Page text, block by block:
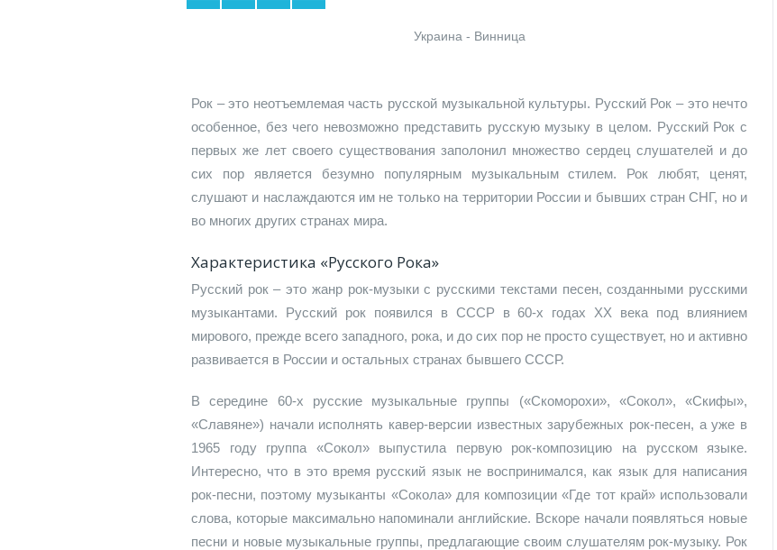
Украина - Винница
Рок – это неотъемлемая часть русской музыкальной культуры. Русский Рок – это нечто
особенное, без чего невозможно представить русскую музыку в целом. Русский Рок с
первых же лет своего существования заполонил множество сердец слушателей и до
сих пор является безумно популярным музыкальным стилем. Рок любят, ценят,
слушают и наслаждаются им не только на территории России и бывших стран СНГ, но и
во многих других странах мира.
Характеристика «Русского Рока»
Русский рок – это жанр рок-музыки с русскими текстами песен, созданными русскими
музыкантами. Русский рок появился в СССР в 60-х годах ХХ века под влиянием
мирового, прежде всего западного, рока, и до сих пор не просто существует, но и активно
развивается в России и остальных странах бывшего СССР.
В середине 60-х русские музыкальные группы («Скоморохи», «Сокол», «Скифы»,
«Славяне») начали исполнять кавер-версии известных зарубежных рок-песен, а уже в
1965 году группа «Сокол» выпустила первую рок-композицию на русском языке.
Интересно, что в это время русский язык не воспринимался, как язык для написания
рок-песни, поэтому музыканты «Сокола» для композиции «Где тот край» использовали
слова, которые максимально напоминали английские. Вскоре начали появляться новые
песни и новые музыкальные группы, предлагающие своим слушателям рок-музыку. Рок